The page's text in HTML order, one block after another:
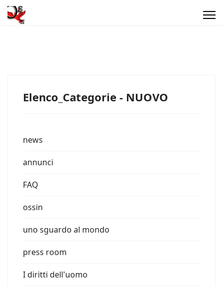
Elenco_Categorie - NUOVO
news
annunci
FAQ
ossin
uno sguardo al mondo
press room
I diritti dell'uomo